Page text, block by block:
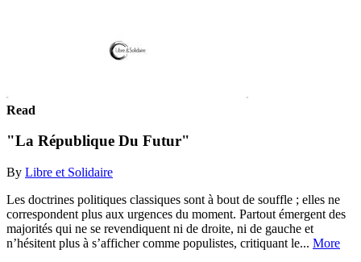
Read
"La République Du Futur"
By Libre et Solidaire
Les doctrines politiques classiques sont à bout de souffle ; elles ne
correspondent plus aux urgences du moment. Partout émergent des
majorités qui ne se revendiquent ni de droite, ni de gauche et
n’hésitent plus à s’afficher comme populistes, critiquant le... More